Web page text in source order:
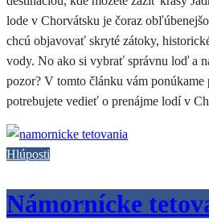
lode v Chorvátsku je čoraz
chcú objavovať skryté zátoky,
vody. No ako si vybrať správnu loď a
pozor? V tomto článku vám ponúkame
potrebujete vedieť o prenájme lodí v
Hlúposti
Námornícke